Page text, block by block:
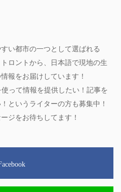
い都市の一つとして選ばれる
ロントから、日本語で現地の生
報をお届けしています！
って情報を提供したい！記事を
というライターの方も募集中！
ジをお待ちしてます！